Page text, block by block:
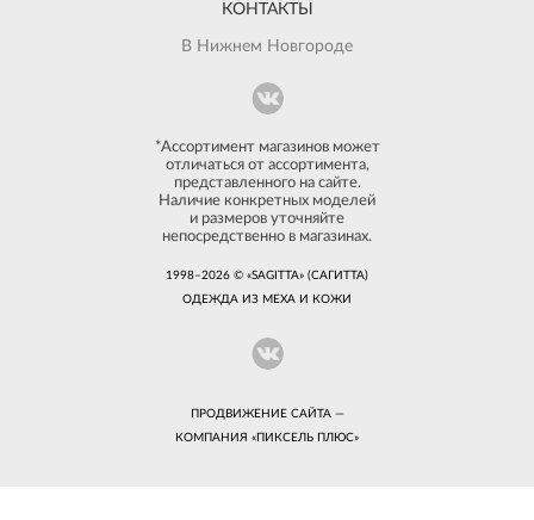
КОНТАКТЫ
В Нижнем Новгороде
*Ассортимент магазинов может
отличаться от ассортимента,
представленного на сайте.
Наличие конкретных моделей
и размеров уточняйте
непосредственно в магазинах.
1998–2026 © «SAGITTA» (САГИТТА)
ОДЕЖДА ИЗ МЕХА И КОЖИ
ПРОДВИЖЕНИЕ САЙТА —
КОМПАНИЯ « ПИКСЕЛЬ ПЛЮС»